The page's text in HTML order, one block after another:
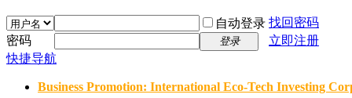
自动登录 找回密码
密码
登录
立即注册
快捷导航
Business Promotion: International Eco-Tech Investing